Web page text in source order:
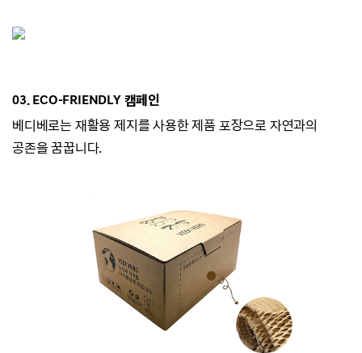
03. ECO-FRIENDLY 캠페인
베디베로는 재활용 제지를 사용한 제품 포장으로 자연과의
공존을 꿈꿉니다.